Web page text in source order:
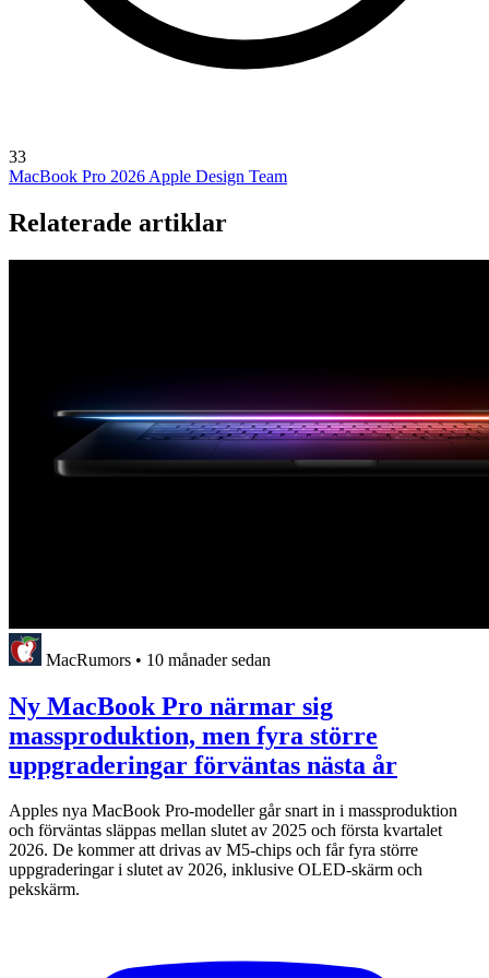
33
MacBook Pro 2026 Apple Design Team
Relaterade artiklar
MacRumors • 10 månader sedan
Ny MacBook Pro närmar sig
massproduktion, men fyra större
uppgraderingar förväntas nästa år
Apples nya MacBook Pro-modeller går snart in i massproduktion
och förväntas släppas mellan slutet av 2025 och första kvartalet
2026. De kommer att drivas av M5-chips och får fyra större
uppgraderingar i slutet av 2026, inklusive OLED-skärm och
pekskärm.